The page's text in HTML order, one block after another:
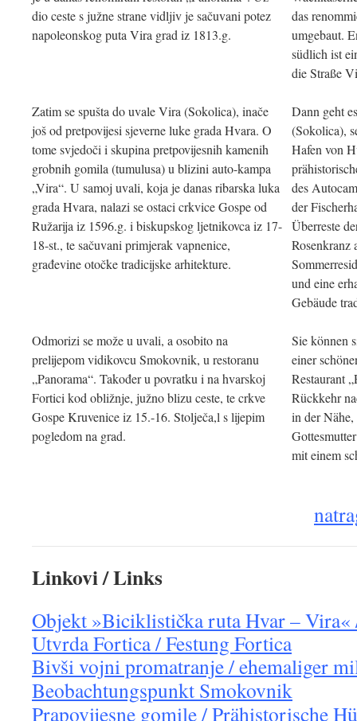
dio ceste s južne strane vidljiv je sačuvani potez
napoleonskog puta Vira grad iz 1813.g.
das
umgebaut.
südlich ist
die Straße
Zatim se spušta do uvale Vira (Sokolica), inače
još od pretpovijesi sjeverne luke grada Hvara. O
tome svjedoči i skupina pretpovijesnih kamenih
grobnih gomila (tumulusa) u blizini auto-kampa
„Vira“. U samoj uvali, koja je danas ribarska luka
grada Hvara, nalazi se ostaci crkvice Gospe od
Ružarija iz 1596.g. i biskupskog ljetnikovca iz 17-
18-st., te sačuvani primjerak vapnenice,
građevine otočke tradicijske arhitekture.
Dann geht
(Sokolica),
Hafen von
des
der
Überreste
Rosenkranz
und eine
Gebäude
Odmorizi se može u uvali, a osobito na
prelijepom vidikovcu Smokovnik, u restoranu
„Panorama“. Također u povratku i na hvarskoj
Fortici kod obližnje, južno blizu ceste, te crkve
Gospe Kruvenice iz 15.-16. Stolječa,l s lijepim
pogledom na grad.
Sie können
einer
Restaurant
Rückkehr
in der
mit einem
Linkovi / Links
Objekt »Biciklistička ruta Hvar – Vira«
Utvrda Fortica / Festung Fortica
Bivši vojni promatranje / ehemaliger
Beobachtungspunkt Smokovnik
Prapovijesne gomile / Prähistorische